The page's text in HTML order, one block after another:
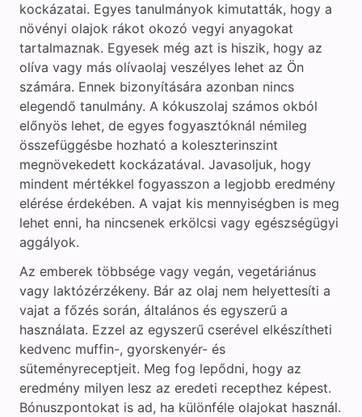
kockázatai. Egyes tanulmányok kimutatták, hogy a
növényi olajok rákot okozó vegyi anyagokat
tartalmaznak. Egyesek még azt is hiszik, hogy az
olíva vagy más olívaolaj veszélyes lehet az Ön
számára. Ennek bizonyítására azonban nincs
elegendő tanulmány. A kókuszolaj számos okból
előnyös lehet, de egyes fogyasztóknál némileg
összefüggésbe hozható a koleszterinszint
megnövekedett kockázatával. Javasoljuk, hogy
mindent mértékkel fogyasszon a legjobb eredmény
elérése érdekében. A vajat kis mennyiségben is meg
lehet enni, ha nincsenek erkölcsi vagy egészségügyi
aggályok.
Az emberek többsége vagy vegán, vegetáriánus
vagy laktózérzékeny. Bár az olaj nem helyettesíti a
vajat a főzés során, általános és egyszerű a
használata. Ezzel az egyszerű cserével elkészítheti
kedvenc muffin-, gyorskenyér- és
süteményreceptjeit. Meg fog lepődni, hogy az
eredmény milyen lesz az eredeti recepthez képest.
Bónuszpontokat is ad, ha különféle olajokat használ.